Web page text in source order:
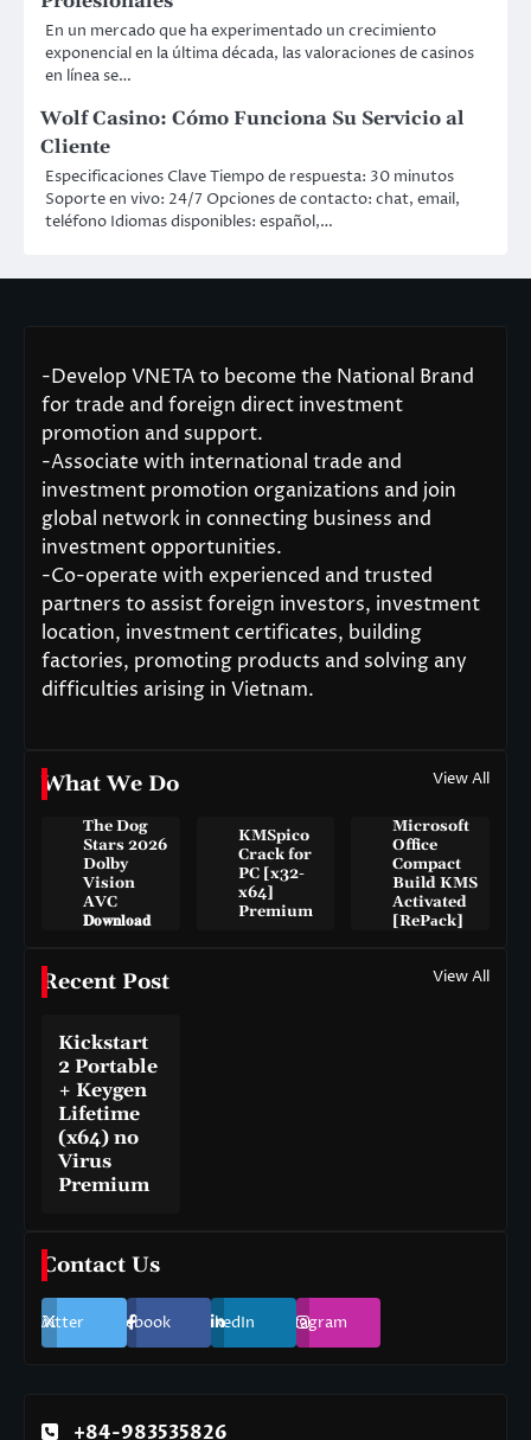
En un mercado que ha experimentado un crecimiento
exponencial en la última década, las valoraciones de casinos
en línea se…
Wolf Casino: Cómo Funciona Su Servicio al
Cliente
Especificaciones Clave Tiempo de respuesta: 30 minutos
Soporte en vivo: 24/7 Opciones de contacto: chat, email,
teléfono Idiomas disponibles: español,…
-Develop VNETA to become the National Brand
for trade and foreign direct investment
promotion and support.
-Associate with international trade and
investment promotion organizations and join
global network in connecting business and
investment opportunities.
-Co-operate with experienced and trusted
partners to assist foreign investors, investment
location, investment certificates, building
factories, promoting products and solving any
difficulties arising in Vietnam.
What We Do View All
The Dog
Stars 2026
Dolby
Vision
AVC
𝐃𝐨𝐰𝐧𝐥𝐨𝐚𝐝
KMSpico
Crack for
PC [x32-
x64]
Premium
Microsoft
Office
Compact
Build KMS
Activated
[RePаck]
Recent Post View All
Kickstart
2 Portable
+ Keygen
Lifetime
(x64) no
Virus
Premium
Contact Us
Twitter Facebook LinkedIn Instagram
+84-983535826